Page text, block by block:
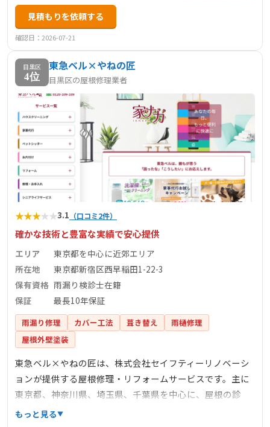
見積もりを依頼する
確認日：2026-07-21
目黒区
4位
東急ベル×やねの匠
目黒区の屋根修理業者
★★★★★3.1 （口コミ2件）
確かな技術と豊富な実績で安心提供
エリア
東京都を中心に近郊エリア
所在地
東京都新宿区西早稲田1-22-3
保有資格 雨漏り検診士在籍
保証
最長10年保証
雨漏り修理 カバー工法 葺き替え
雨樋修理
屋根外壁塗装
東急ベル×やねの匠は、株式会社セイフティーリノベーシ
ョンが提供する屋根修理・リフォームサービスです。主に
東京都、神奈川県、埼玉県、千葉県を中心に、屋根の診
断・修理、外壁リフォームなどを手掛けています。特に、
もっと見る